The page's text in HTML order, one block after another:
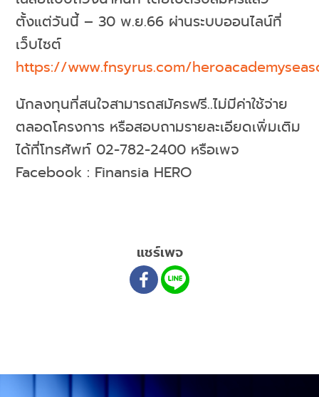
ตั้งแต่วันนี้ – 30 พ.ย.66 ผ่านระบบออนไลน์ที่
เว็บไซต์
https://www.fnsyrus.com/
นักลงทุนที่สนใจสามารถสมัครฟรี..ไม่มีค่าใช้จ่าย
ตลอดโครงการ หรือสอบถามรายละเอียดเพิ่มเติม
ได้ที่โทรศัพท์ 02-782-2400 หรือเพจ
Facebook : Finansia HERO
แชร์เพจ